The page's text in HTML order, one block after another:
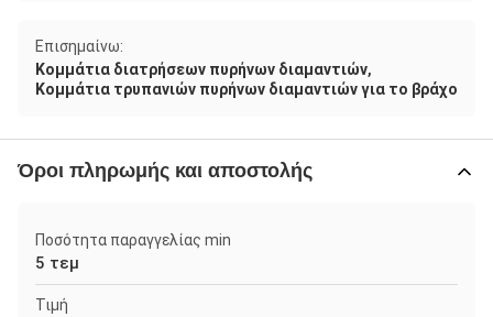
Επισημαίνω:
Κομμάτια διατρήσεων πυρήνων διαμαντιών,
Κομμάτια τρυπανιών πυρήνων διαμαντιών για το βράχο
Όροι πληρωμής και αποστολής
Ποσότητα παραγγελίας min
5 τεμ
Τιμή